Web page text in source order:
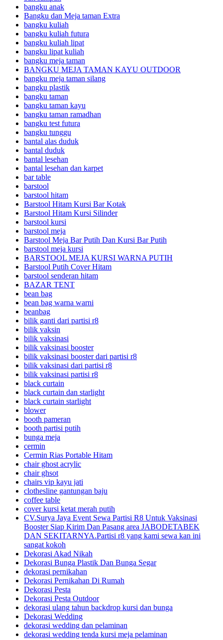
bangku anak
Bangku dan Meja taman Extra
bangku kuliah
bangku kuliah futura
bangku kuliah lipat
bangku lipat kuliah
bangku meja taman
BANGKU MEJA TAMAN KAYU OUTDOOR
bangku meja taman silang
bangku plastik
bangku taman
bangku taman kayu
bangku taman ramadhan
bangku test futura
bangku tunggu
bantal alas duduk
bantal duduk
bantal lesehan
bantal lesehan dan karpet
bar table
barstool
barstool hitam
Barstool Hitam Kursi Bar Kotak
Barstool Hitam Kursi Silinder
barstool kursi
barstool meja
Barstool Meja Bar Putih Dan Kursi Bar Putih
barstool meja kursi
BARSTOOL MEJA KURSI WARNA PUTIH
Barstool Putih Cover Hitam
barstool senderan hitam
BAZAR TENT
bean bag
bean bag warna warni
beanbag
bilik ganti dari partisi r8
bilik vaksin
bilik vaksinasi
bilik vaksinasi booster
bilik vaksinasi booster dari partisi r8
bilik vaksinasi dari partisi r8
bilik vaksinasi partisi r8
black curtain
black curtain dan starlight
black curtain starlight
blower
booth pameran
booth partisi putih
bunga meja
cermin
Cermin Rias Portable Hitam
chair ghost acrylic
chair ghsot
chairs vip kayu jati
clothesline gantungan baju
coffee table
cover kursi ketat merah putih
CV.Surya Jaya Event Sewa Partisi R8 Untuk Vaksinasi
Booster Siap Kirim Dan Pasang area JABODETABEK
DAN SEKITARNYA.Partisi r8 yang kami sewa kan ini
sangat kokoh
Dekorasi Akad Nikah
Dekorasi Bunga Plastik Dan Bunga Segar
dekorasi pernikahan
Dekorasi Pernikahan Di Rumah
Dekorasi Pesta
Dekorasi Pesta Outdoor
dekorasi ulang tahun backdrop kursi dan bunga
Dekorasi Wedding
dekorasi wedding dan pelaminan
dekorasi wedding tenda kursi meja pelaminan